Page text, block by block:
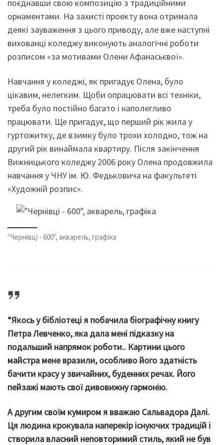
поєднавши свою композицію з традиційними
орнаментами. На захисті проекту вона отримала
деякі зауваження з цього приводу, але вже наступні
вихованці коледжу виконують аналогічні роботи
розписом «за мотивами Олени Афанасьєвої».
Навчання у коледжі, як пригадує Олена, було
цікавим, нелегким. Щоби опрацювати всі техніки,
треба було постійно багато і наполегливо
працювати. Ще пригадує, що перший рік жила у
гуртожитку, де взимку було трохи холодно, тож на
другий рік винаймала квартиру. Після закінчення
Вижницького коледжу 2006 року Олена продовжила
навчання у ЧНУ ім. Ю. Федьковича на факультеті
«Художній розпис».
"Чернівці - 600", акварель, графіка
“Якось у бібліотеці я побачила біографічну книгу
Петра Левченко, яка дала мені підказку на
подальший напрямок роботи.. Картини цього
майстра мене вразили, особливо його здатність
бачити красу у звичайних, буденних речах. Його
пейзажі мають свої дивовижну гармонію.
А другим своїм кумиром я вважаю Сальвадора Далі.
Ця людина крокувала наперекір існуючих традицій і
створила власний неповторимий стиль, який не був